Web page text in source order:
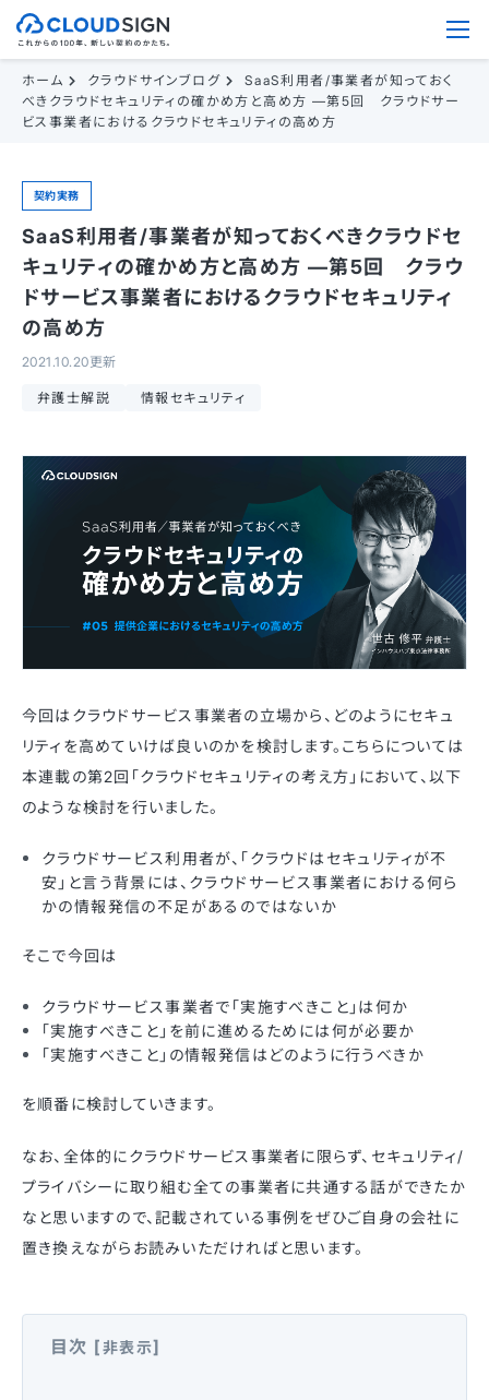
ホーム クラウドサインブログ
SaaS利用者/事業者が知っておく
べきクラウドセキュリティの確かめ方と高め方 —第5回 クラウドサー
ビス事業者におけるクラウドセキュリティの高め方
契約実務
SaaS利用者/事業者が知っておくべきクラウドセ
キュリティの確かめ方と高め方 —第5回 クラウ
ドサービス事業者におけるクラウドセキュリティ
の高め方
2021.10.20更新
弁護士解説 情報セキュリティ
今回はクラウドサービス事業者の立場から、どのようにセキュ
リティを高めていけば良いのかを検討します。こちらについては
本連載の第2回「クラウドセキュリティの考え方」において、以下
のような検討を行いました。
クラウドサービス利用者が、「クラウドはセキュリティが不
安」と言う背景には、クラウドサービス事業者における何ら
かの情報発信の不足があるのではないか
そこで今回は
クラウドサービス事業者で「実施すべきこと」は何か
「実施すべきこと」を前に進めるためには何が必要か
「実施すべきこと」の情報発信はどのように行うべきか
を順番に検討していきます。
なお、全体的にクラウドサービス事業者に限らず、セキュリティ/
プライバシーに取り組む全ての事業者に共通する話ができたか
なと思いますので、記載されている事例をぜひご自身の会社に
置き換えながらお読みいただければと思います。
目次 [非表示]